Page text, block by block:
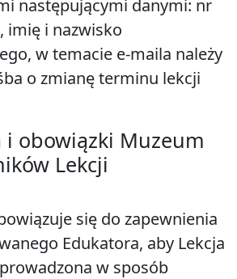
następującymi danymi: nr
imię i nazwisko
w temacie e-maila należy
o zmianę terminu lekcji
Muzeum
Lekcji
się do zapewnienia
Edukatora, aby Lekcja
w sposób